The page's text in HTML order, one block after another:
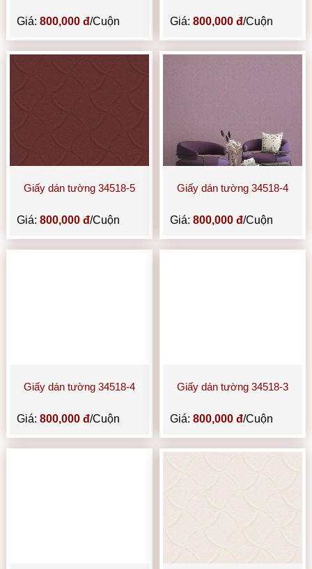
Giá:800,000 đ/Cuộn Giá: 800,000 đ/Cuộn
Giấy dán tường 34518-5
Giá:800,000 đ/Cuộn
Giấy dán tường 34518-4
Giá: 800,000 đ/Cuộn
Giấy dán tường 34518-4
Giá:800,000 đ/Cuộn
Giấy dán tường 34518-3
Giá: 800,000 đ/Cuộn